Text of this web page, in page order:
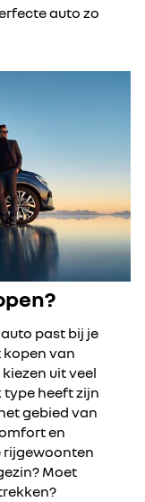
auto zo
past bij je
kopen van
uit veel
type heeft zijn
gebied van
en
rijgewoonten
Moet